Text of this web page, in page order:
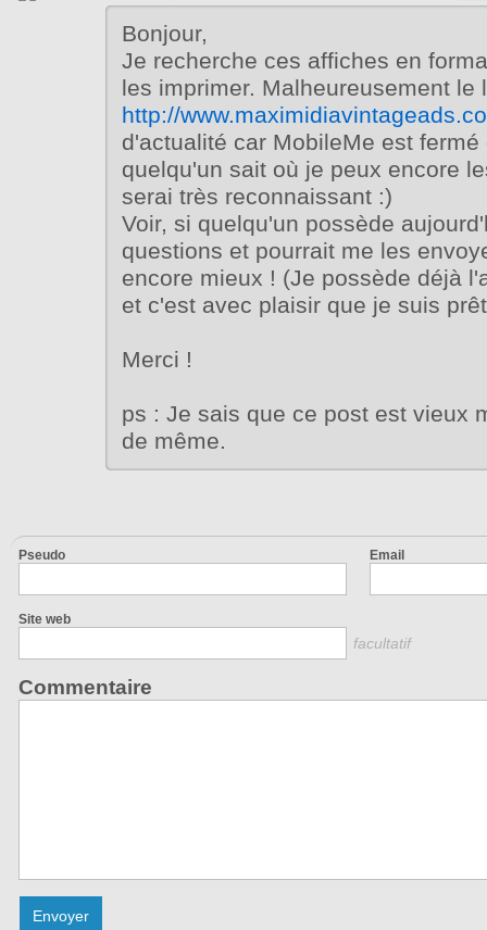
Bonjour,
Je recherche ces affiches en
les imprimer. Malheureusement le
http://
d'actualité car MobileMe est fermé
quelqu'un sait où je peux encore
serai très reconnaissant :)
Voir, si quelqu'un possède
questions et pourrait me les
encore mieux ! (Je possède déjà
et c'est avec plaisir que je suis
Merci !
ps : Je sais que ce post est vieux
de même.
Pseudo Email
Site web
facultatif
Commentaire